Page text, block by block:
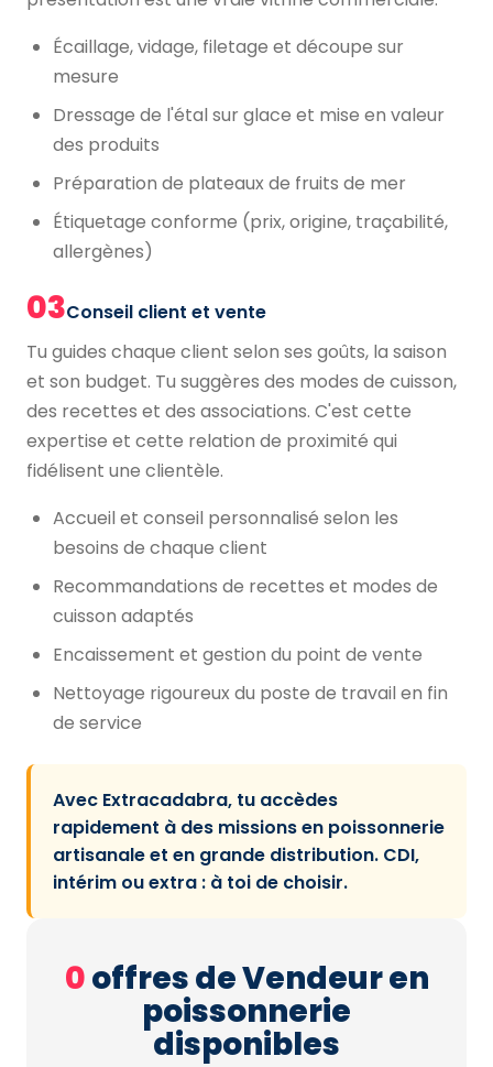
Écaillage, vidage, filetage et découpe sur
mesure
Dressage de l'étal sur glace et mise en valeur
des produits
Préparation de plateaux de fruits de mer
Étiquetage conforme (prix, origine, traçabilité,
allergènes)
03Conseil client et vente
Tu guides chaque client selon ses goûts, la saison
et son budget. Tu suggères des modes de cuisson,
des recettes et des associations. C'est cette
expertise et cette relation de proximité qui
fidélisent une clientèle.
Accueil et conseil personnalisé selon les
besoins de chaque client
Recommandations de recettes et modes de
cuisson adaptés
Encaissement et gestion du point de vente
Nettoyage rigoureux du poste de travail en fin
de service
Avec Extracadabra, tu accèdes
rapidement à des missions en poissonnerie
artisanale et en grande distribution. CDI,
intérim ou extra : à toi de choisir.
0offres de Vendeur en
poissonnerie
disponibles